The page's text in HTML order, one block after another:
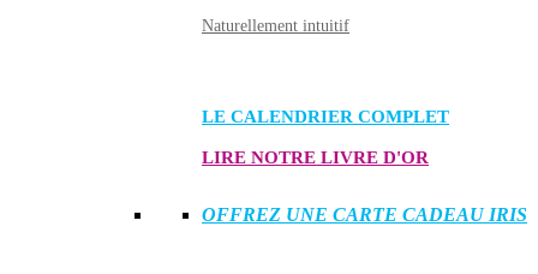
Naturellement intuitif
LE CALENDRIER COMPLET
LIRE NOTRE LIVRE D'OR
OFFREZ UNE CARTE CADEAU IRIS